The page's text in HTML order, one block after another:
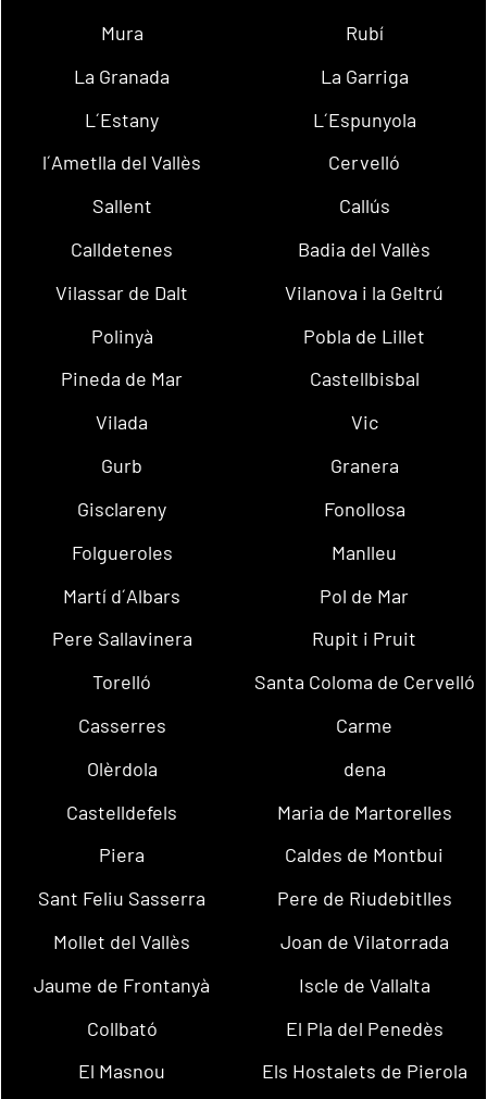
Mura
Rubí
La Granada
La Garriga
L´Estany
L´Espunyola
l´Ametlla del Vallès
Cervelló
Sallent
Callús
Calldetenes
Badia del Vallès
Vilassar de Dalt
Vilanova i la Geltrú
Polinyà
Pobla de Lillet
Pineda de Mar
Castellbisbal
Vilada
Vic
Gurb
Granera
Gisclareny
Fonollosa
Folgueroles
Manlleu
Martí d´Albars
Pol de Mar
Pere Sallavinera
Rupit i Pruit
Torelló
Santa Coloma de Cervelló
Casserres
Carme
Olèrdola
dena
Castelldefels
Maria de Martorelles
Piera
Caldes de Montbui
Sant Feliu Sasserra
Pere de Riudebitlles
Mollet del Vallès
Joan de Vilatorrada
Jaume de Frontanyà
Iscle de Vallalta
Collbató
El Pla del Penedès
El Masnou
Els Hostalets de Pierola